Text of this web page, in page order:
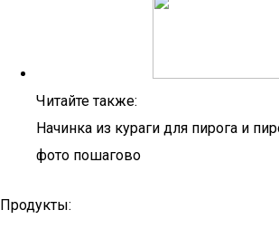
Читайте также:
Начинка из кураги для пирога и
фото пошагово
Продукты: